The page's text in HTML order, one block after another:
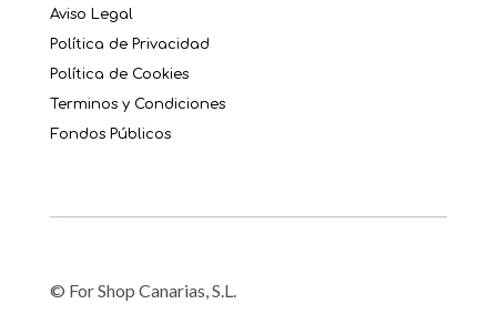
Aviso Legal
Política de Privacidad
Política de Cookies
Terminos y Condiciones
Fondos Públicos
© For Shop Canarias, S.L.